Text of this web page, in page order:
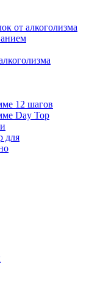
от алкоголизма
12 шагов
Day Top
для